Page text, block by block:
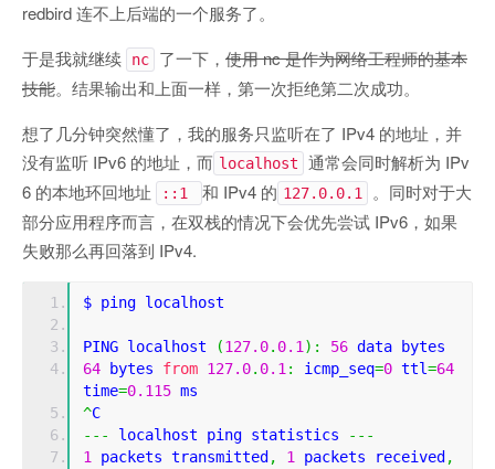
redbird 连不上后端的一个服务了。
于是我就继续
nc 了一下， 使用 nc 是作为网络工程师的基本
技能。结果输出和上面一样，第一次拒绝第二次成功。
想了几分钟突然懂了，我的服务只监听在了 IPv4 的地址，并
没有监听 IPv6 的地址，而 localhost
通常会同时解析为 IPv
6 的本地环回地址
::1 和 IPv4 的 127.0.0.1
。同时对于大
部分应用程序而言，在双栈的情况下会优先尝试 IPv6，如果
失败那么再回落到 IPv4.
$ ping localhost
PING localhost (127.0. 0.1 ): 56 data bytes
64 bytes from 127.0. 0.1 : icmp_seq=0 ttl=64
time=0.115 ms
^C
---
localhost ping statistics
---
1
packets transmitted , 1 packets received ,